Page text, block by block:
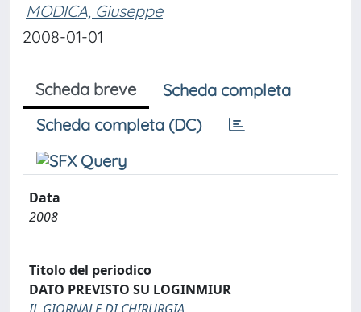
MODICA, Giuseppe
2008-01-01
Scheda breve
Scheda completa
Scheda completa (DC)
Data
2008
Titolo del periodico
DATO PREVISTO SU LOGINMIUR
IL GIORNALE DI CHIRURGIA